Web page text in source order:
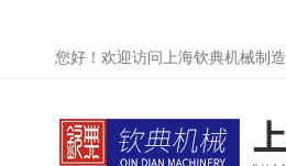
您好！欢迎访问上海钦典机械制